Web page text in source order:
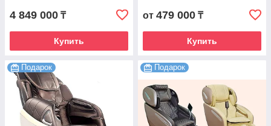
4 849 000 ₸
Купить
от 479 000 ₸
Купить
Подарок Подарок